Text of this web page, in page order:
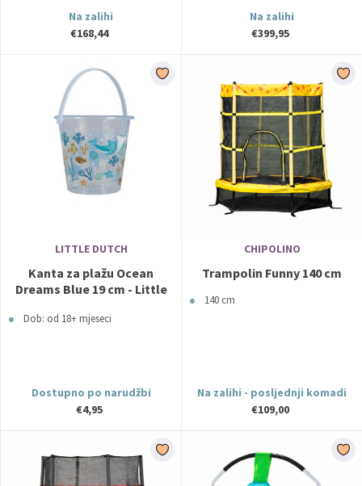
Na zalihi
€168,44
Na zalihi
€399,95
LITTLE DUTCH
Kanta za plažu Ocean
Dreams Blue 19 cm - Little
Dob: od 18+ mjeseci
Dostupno po narudžbi
€4,95
CHIPOLINO
Trampolin Funny 140 cm
140 cm
Na zalihi - posljednji komadi
€109,00